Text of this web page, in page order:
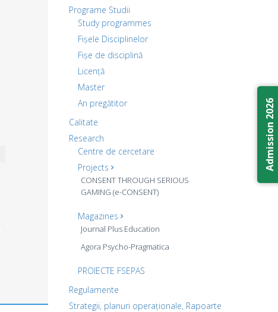
Programe Studii
Study programmes
Fișele Disciplinelor
Fișe de disciplină
Licență
Master
An pregătitor
Calitate
Research
Centre de cercetare
Projects
CONSENT THROUGH SERIOUS
GAMING (e-CONSENT)
Magazines
Journal Plus Education
Agora Psycho-Pragmatica
PROIECTE FSEPAS
Regulamente
Strategii, planuri operaționale, Rapoarte
Admission 2026